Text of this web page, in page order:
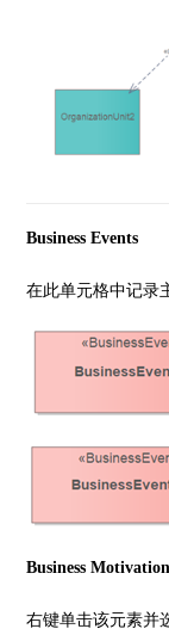
Business Events
在此单元格中记录
Business Motivation
右键单击该元素并